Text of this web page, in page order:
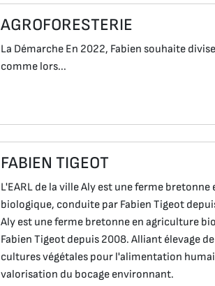
AGROFORESTERIE
La Démarche En 2022, Fabien souhaite
comme lors...
FABIEN TIGEOT
L'EARL de la ville Aly est une ferme
biologique, conduite par Fabien Tigeot
Aly est une ferme bretonne en agriculture
Fabien Tigeot depuis 2008. Alliant élevage
cultures végétales pour l'alimentation
valorisation du bocage environnant.